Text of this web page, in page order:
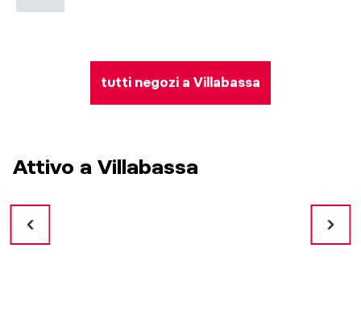
tutti negozi a Villabassa
Attivo a Villabassa